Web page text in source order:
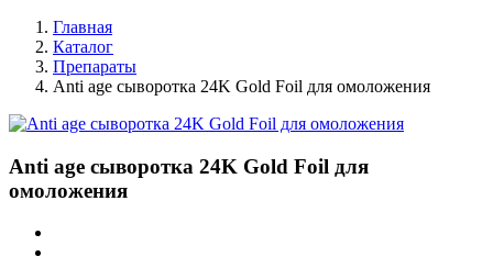
Главная
Каталог
Препараты
Anti age сыворотка 24K Gold Foil для омоложения
Anti age сыворотка 24K Gold Foil для
омоложения